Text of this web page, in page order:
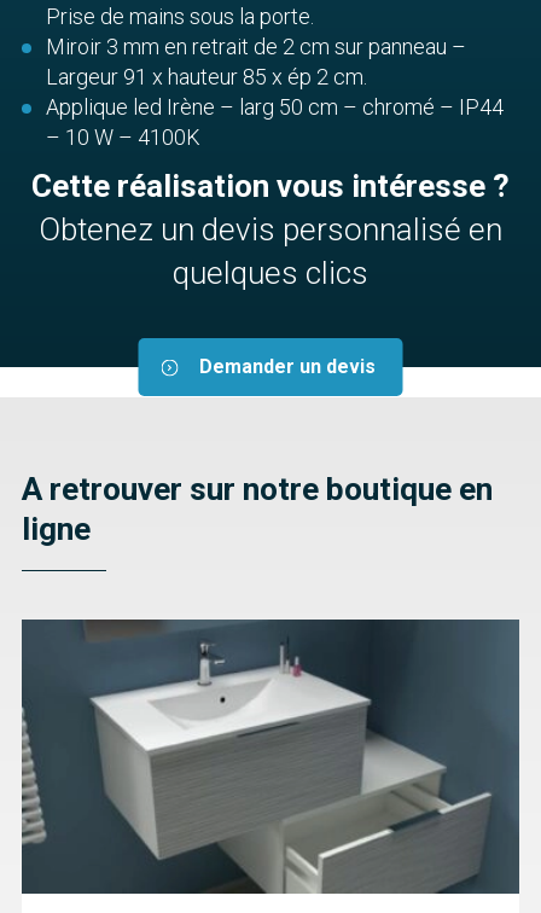
Prise de mains sous la porte.
Miroir 3 mm en retrait de 2 cm sur panneau –
Largeur 91 x hauteur 85 x ép 2 cm.
Applique led Irène – larg 50 cm – chromé – IP44
– 10 W – 4100K
Cette réalisation vous intéresse ?
Obtenez un devis personnalisé en
quelques clics
Demander un devis
A retrouver sur notre boutique en
ligne